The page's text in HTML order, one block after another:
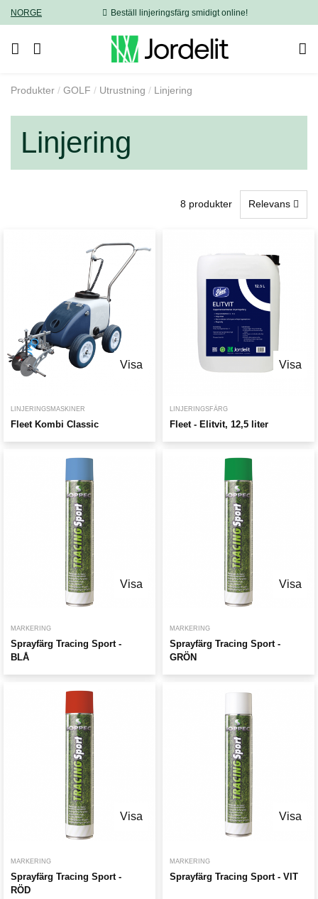
NORGE Beställ linjeringsfärg smidigt online!
Produkter GOLF Utrustning Linjering
Linjering
8 produkter Relevans
Visa
LINJERINGSMASKINER
Fleet Kombi Classic
Visa
LINJERINGSFÄRG
Fleet - Elitvit, 12,5 liter
Visa
MARKERING
Sprayfärg Tracing Sport -
BLÅ
Visa
MARKERING
Sprayfärg Tracing Sport -
GRÖN
Visa
MARKERING
Sprayfärg Tracing Sport -
RÖD
Visa
MARKERING
Sprayfärg Tracing Sport - VIT